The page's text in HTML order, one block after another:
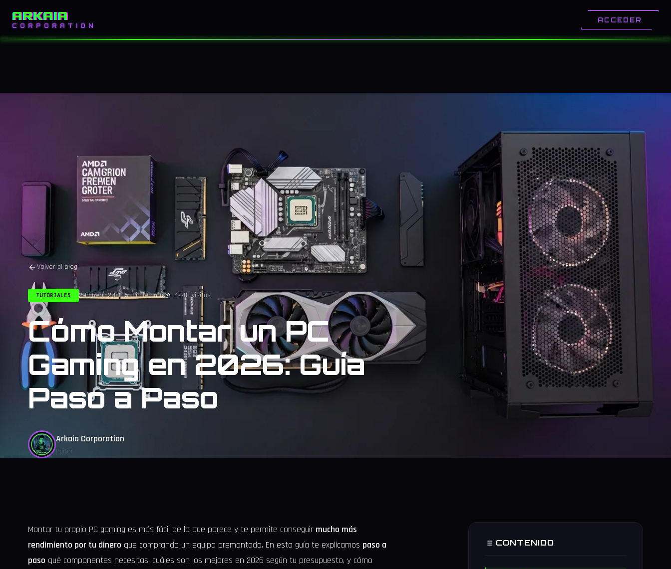
ARKAIA
CORPORATION
ACCEDER
Volver al blog
TUTORIALES 29 Enero 202615 min lectura 4248 visitas
Cómo Montar un PC
Gaming en 2026: Guía
Paso a Paso
Arkaia Corporation
Editor
Montar tu propio PC gaming es más fácil de lo que parece y te permite conseguir mucho más
rendimiento por tu dinero que comprando un equipo premontado. En esta guía te explicamos paso a
paso qué componentes necesitas, cuáles son los mejores en 2026 según tu presupuesto, y cómo
CONTENIDO